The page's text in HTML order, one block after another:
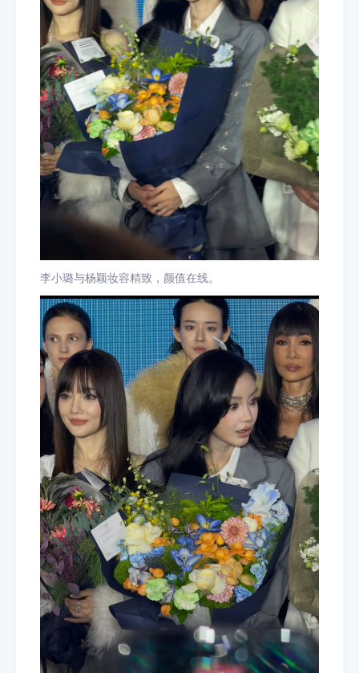
李小璐与杨颖妆容精致，颜值在线。